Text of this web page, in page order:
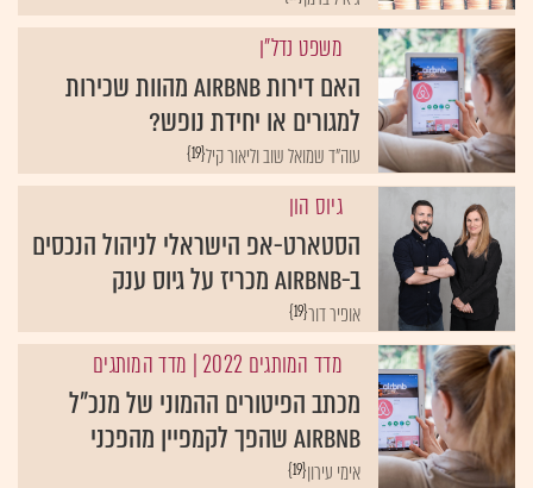
משפט נדל"ן
האם דירות Airbnb מהוות שכירות
למגורים או יחידת נופש?
{19}עוה"ד שמואל שוב וליאור קיל
גיוס הון
הסטארט-אפ הישראלי לניהול הנכסים
ב-Airbnb מכריז על גיוס ענק
{19}אופיר דור
מדד המותגים 2022 | מדד המותגים
מכתב הפיטורים ההמוני של מנכ"ל
airbnb שהפך לקמפיין מהפכני
{19}אימי עירון